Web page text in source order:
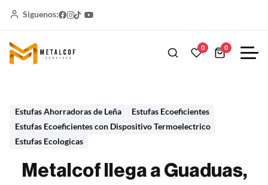
Siguenos:
0 0
Estufas Ahorradoras de Leña
Estufas Ecoeficientes
Estufas Ecoeficientes con Dispositivo Termoelectrico
Estufas Ecologicas
Metalcof llega a Guaduas,